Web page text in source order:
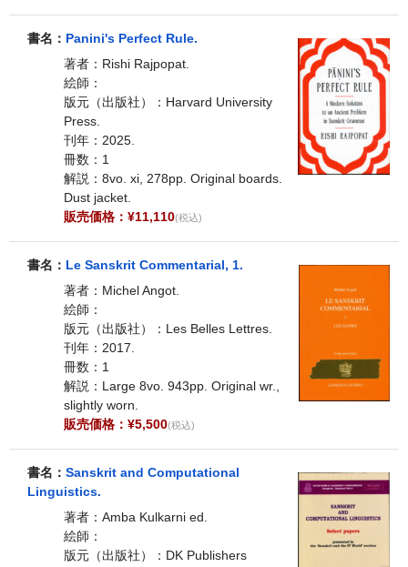
書名： Panini's Perfect Rule.
著者：Rishi Rajpopat.
絵師：
版元（出版社）：Harvard University
Press.
刊年：2025.
冊数：1
解説：8vo. xi, 278pp. Original boards.
Dust jacket.
販売価格：¥11,110(税込)
書名： Le Sanskrit Commentarial, 1.
著者：Michel Angot.
絵師：
版元（出版社）：Les Belles Lettres.
刊年：2017.
冊数：1
解説：Large 8vo. 943pp. Original wr.,
slightly worn.
販売価格：¥5,500(税込)
書名： Sanskrit and Computational
Linguistics.
著者：Amba Kulkarni ed.
絵師：
版元（出版社）：DK Publishers